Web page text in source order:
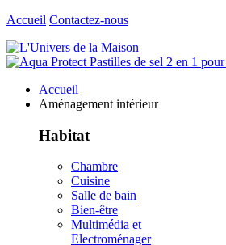
Accueil Contactez-nous
Accueil
Aménagement intérieur
Habitat
Chambre
Cuisine
Salle de bain
Bien-être
Multimédia et
Electroménager